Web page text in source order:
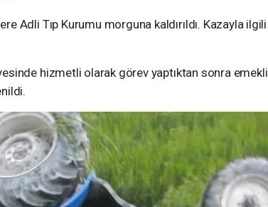
Adli Tıp Kurumu morguna kaldırıldı. Kazayla ilgili
hizmetli olarak görev yaptıktan sonra emekli